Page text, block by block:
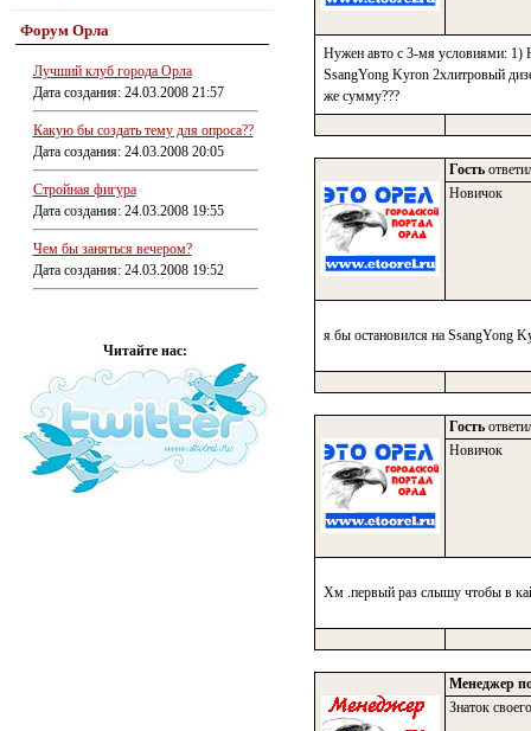
Форум Орла
Лучший клуб города Орла
Дата создания: 24.03.2008 21:57
Какую бы создать тему для опроса??
Дата создания: 24.03.2008 20:05
Стройная фигура
Дата создания: 24.03.2008 19:55
Чем бы заняться вечером?
Дата создания: 24.03.2008 19:52
Читайте нас:
Нужен авто с 3-мя условиями: 1)
SsangYong Kyron 2хлитровый
же сумму???
Гость
Новичок
я бы остановился на SsangYong
Гость
Новичок
Хм .первый раз слышу чтобы в
Менеджер
Знаток